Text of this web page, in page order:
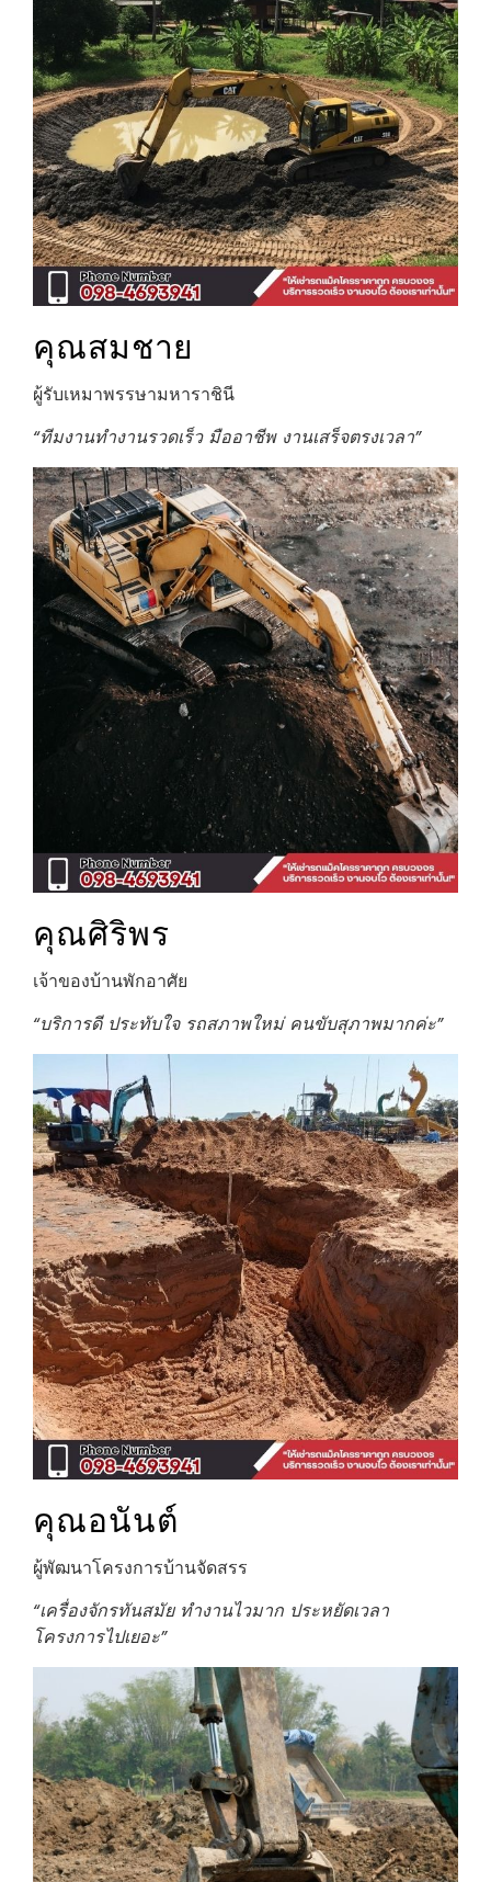
คุณสมชาย
ผู้รับเหมาพรรษามหาราชินี
“ทีมงานทำงานรวดเร็ว มืออาชีพ งานเสร็จตรงเวลา”
คุณศิริพร
เจ้าของบ้านพักอาศัย
“บริการดี ประทับใจ รถสภาพใหม่ คนขับสุภาพมากค่ะ”
คุณอนันต์
ผู้พัฒนาโครงการบ้านจัดสรร
“เครื่องจักรทันสมัย ทำงานไวมาก ประหยัดเวลา
โครงการไปเยอะ”